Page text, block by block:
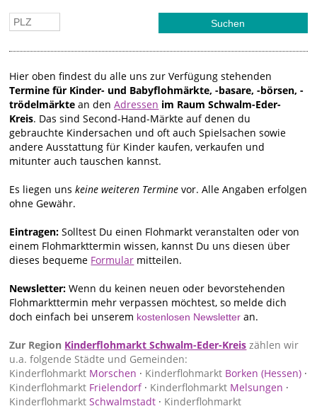
Hier oben findest du alle uns zur Verfügung stehenden
Termine für Kinder- und Babyflohmärkte, -basare, -börsen, -
trödelmärkte an denAdressen im Raum Schwalm-Eder-
Kreis. Das sind Second-Hand-Märkte auf denen du
gebrauchte Kindersachen und oft auch Spielsachen sowie
andere Ausstattung für Kinder kaufen, verkaufen und
mitunter auch tauschen kannst.
Es liegen unskeine weiteren Termine vor. Alle Angaben erfolgen
ohne Gewähr.
Eintragen:Solltest Du einen Flohmarkt veranstalten oder von
einem Flohmarkttermin wissen, kannst Du uns diesen über
dieses bequeme Formular mitteilen.
Newsletter: Wenn du keinen neuen oder bevorstehenden
Flohmarkttermin mehr verpassen möchtest, so melde dich
doch einfach bei unserem kostenlosen Newsletter an.
Zur Region Kinderflohmarkt Schwalm-Eder-Kreis zählen wir
u.a. folgende Städte und Gemeinden:
Kinderflohmarkt Morschen · Kinderflohmarkt Borken (Hessen) ·
Kinderflohmarkt Frielendorf· Kinderflohmarkt Melsungen ·
Kinderflohmarkt Schwalmstadt · Kinderflohmarkt